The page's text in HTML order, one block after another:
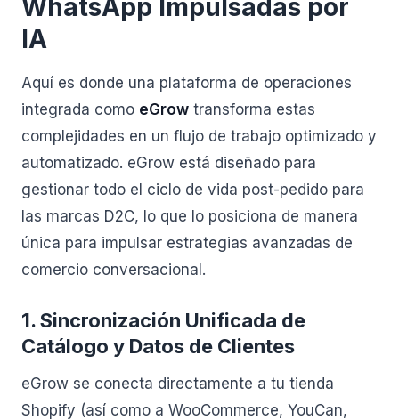
WhatsApp Impulsadas por
IA
Aquí es donde una plataforma de operaciones
integrada como eGrow transforma estas
complejidades en un flujo de trabajo optimizado y
automatizado. eGrow está diseñado para
gestionar todo el ciclo de vida post-pedido para
las marcas D2C, lo que lo posiciona de manera
única para impulsar estrategias avanzadas de
comercio conversacional.
1. Sincronización Unificada de
Catálogo y Datos de Clientes
eGrow se conecta directamente a tu tienda
Shopify (así como a WooCommerce, YouCan,